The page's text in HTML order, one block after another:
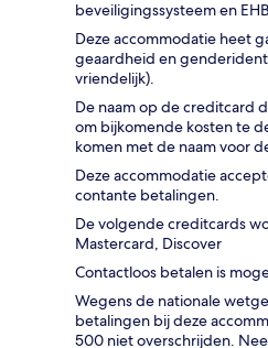
beveiligingssysteem en
Deze accommodatie heet
geaardheid en
vriendelijk).
De naam op de creditcard
om bijkomende kosten te
komen met de naam voor
Deze accommodatie
contante betalingen.
De volgende creditcards
Mastercard, Discover
Contactloos betalen is
Wegens de nationale
betalingen bij deze
500 niet overschrijden.